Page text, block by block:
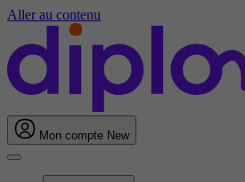
Aller au contenu
Mon compte New